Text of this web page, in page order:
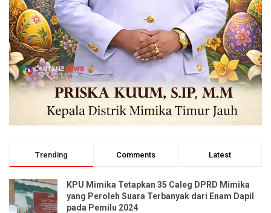
Trending Comments Latest
KPU Mimika Tetapkan 35 Caleg DPRD Mimika
yang Peroleh Suara Terbanyak dari Enam Dapil
pada Pemilu 2024